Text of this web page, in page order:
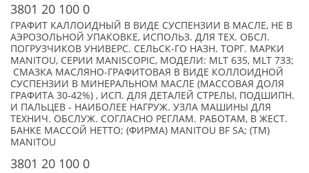
3801 20 100 0
ГРАФИТ КАЛЛОИДНЫЙ В ВИДЕ СУСПЕНЗИИ В МАСЛЕ, НЕ В
АЭРОЗОЛЬНОЙ УПАКОВКЕ, ИСПОЛЬЗ. ДЛЯ ТЕХ. ОБСЛ.
ПОГРУЗЧИКОВ УНИВЕРС. СЕЛЬСК-ГО НАЗН. ТОРГ. МАРКИ
MANITOU, СЕРИИ MANISCOPIC, МОДЕЛИ: MLT 635, MLT 733;
СМАЗКА МАСЛЯНО-ГРАФИТОВАЯ В ВИДЕ КОЛЛОИДНОЙ
СУСПЕНЗИИ В МИНЕРАЛЬНОМ МАСЛЕ (МАССОВАЯ ДОЛЯ
ГРАФИТА 30-42%) , ИСП. ДЛЯ ДЕТАЛЕЙ СТРЕЛЫ, ПОДШИПН.
И ПАЛЬЦЕВ - НАИБОЛЕЕ НАГРУЖ. УЗЛА МАШИНЫ ДЛЯ
ТЕХНИЧ. ОБСЛУЖ. СОГЛАСНО РЕГЛАМ. РАБОТАМ, В ЖЕСТ.
БАНКЕ МАССОЙ НЕТТО; (ФИРМА) MANITOU BF SA; (TM)
MANITOU
3801 20 100 0